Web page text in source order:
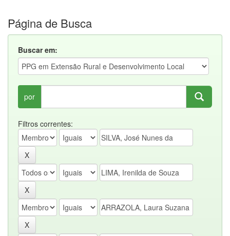
Página de Busca
Buscar em:
por
Filtros correntes: